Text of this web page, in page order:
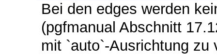
Bei den edges werden
(pgfmanual Abschnitt
mit `auto`-Ausrichtung